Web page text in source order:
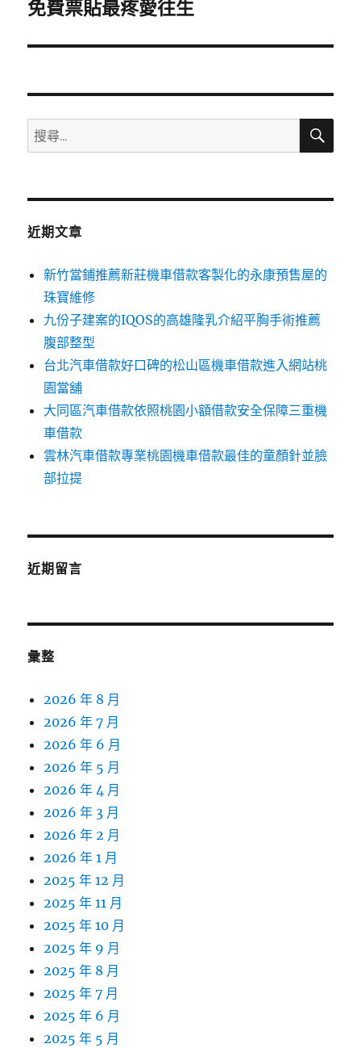
一
文
免費票貼最疼愛往生
搜
尋
鍵
搜
近期文章
新竹當鋪推薦新莊機車借款客製化的永康預售屋的
珠寶維修
九份子建案的IQOS的高雄隆乳介紹平胸手術推薦
腹部整型
台北汽車借款好口碑的松山區機車借款進入網站桃
園當舖
大同區汽車借款依照桃園小額借款安全保障三重機
車借款
雲林汽車借款專業桃園機車借款最佳的童顏針並臉
部拉提
近期留言
彙整
2026 年 8 月
2026 年 7 月
2026 年 6 月
2026 年 5 月
2026 年 4 月
2026 年 3 月
2026 年 2 月
2026 年 1 月
2025 年 12 月
2025 年 11 月
2025 年 10 月
2025 年 9 月
2025 年 8 月
2025 年 7 月
2025 年 6 月
2025 年 5 月